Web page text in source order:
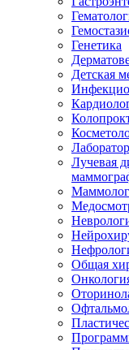
Генетика
Детская
Лучевая
Общая